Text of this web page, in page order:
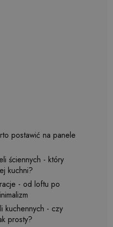
postawić na panele
ściennych - który
kuchni?
- od loftu po
kuchennych - czy
prosty?